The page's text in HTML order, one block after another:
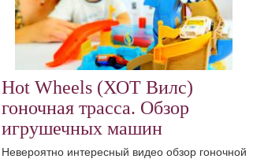
Hot Wheels (ХОТ Вилс)
гоночная трасса. Обзор
игрушечных машин
Невероятно интересный видео обзор гоночной